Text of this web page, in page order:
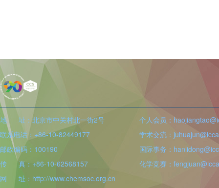
地 址：北京市中关村北一街2号
联系电话：+86-10-82449177
邮政编码：100190
传 真：+86-10-62568157
网 址：http://www.chemsoc.org.cn
个人会员：
学术交流：
国际事务：
化学竞赛：